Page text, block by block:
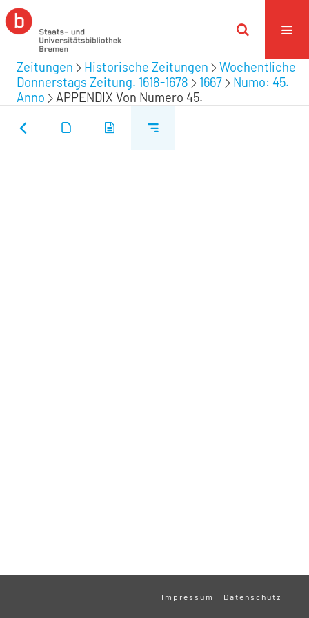
Zeitungen Historische Zeitungen
Wochentliche
Donnerstags Zeitung. 1618-1678
1667
Numo: 45.
Anno
APPENDIX Von Numero 45.
Impressum Datenschutz